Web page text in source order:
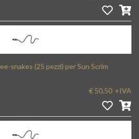
snakes (25 pezzi) per Sun Scrim
€ 50,50 +IVA